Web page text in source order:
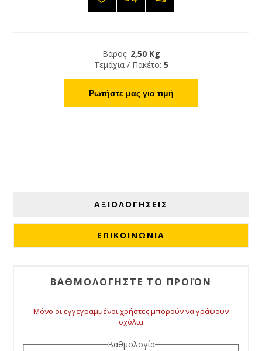
Βάρος: 2,50 Kg
Τεμάχια / Πακέτο: 5
Ρωτήστε μας για τιμή
ΑΞΙΟΛΟΓΉΣΕΙΣ
ΕΠΙΚΟΙΝΩΝΙΑ
ΒΑΘΜΟΛΟΓΉΣΤΕ ΤΟ ΠΡΟΪΌΝ
Μόνο οι εγγεγραμμένοι χρήστες μπορούν να γράψουν
σχόλια
Βαθμολογία